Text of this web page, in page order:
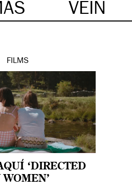
VEIN
FILMS
‘DIRECTED
WOMEN’